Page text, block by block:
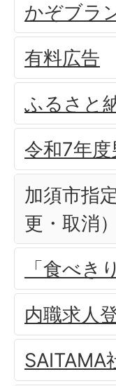
かぞブラ
有料広告
ふるさと
令和7年
加須市指
更・取消）
「食べき
内職求人
SAITAMA